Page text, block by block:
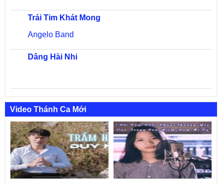
Trái Tim Khát Mong
Angelo Band
Dâng Hài Nhi
Video Thánh Ca Mới